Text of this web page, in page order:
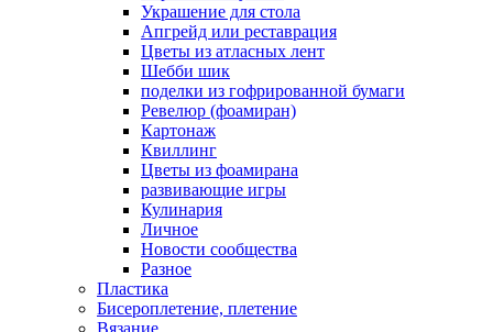
Украшение для стола
Апгрейд или реставрация
Цветы из атласных лент
Шебби шик
поделки из гофрированной бумаги
Ревелюр (фоамиран)
Картонаж
Квиллинг
Цветы из фоамирана
развивающие игры
Кулинария
Личное
Новости сообщества
Разное
Пластика
Бисероплетение, плетение
Вязание